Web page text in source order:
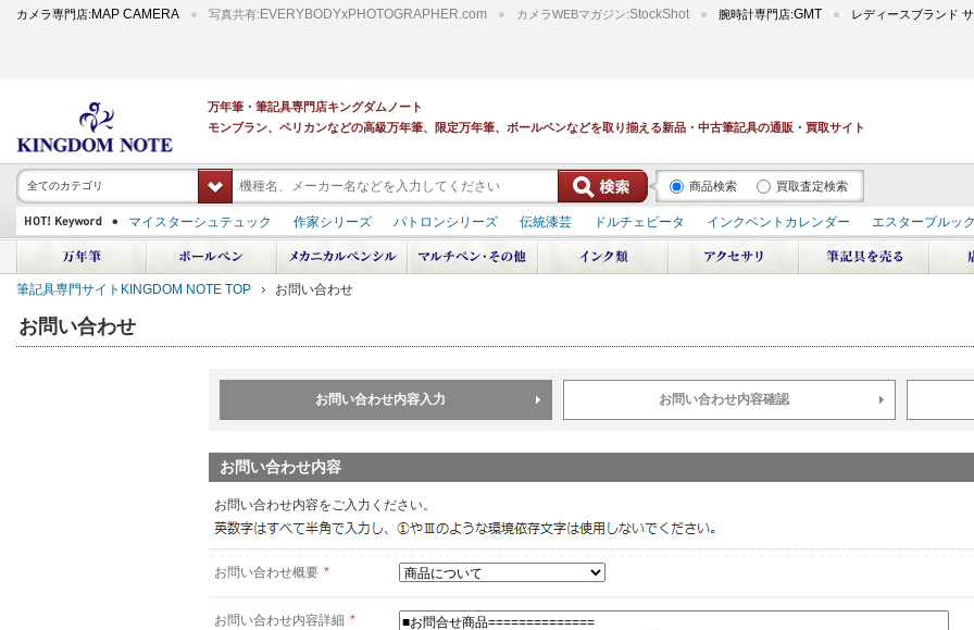
カメラ専門店: MAP CAMERA 写真共有: EVERYBODYxPHOTOGRAPHER.com カメラWEBマガジン:StockShot 腕時計専門店:GMT レディースブランド
万年筆・筆記具専門店キングダムノート
モンブラン、ペリカンなどの高級万年筆、限定万年筆、ボールペンなどを取り揃える新品・中古筆記具の通販・買取サイト
全てのカテゴリ 商品検索 買取査定検索
マイスターシュテュック 作家シリーズ パトロンシリーズ 伝統漆芸 ドルチェビータ インクベントカレンダー
エスターブルッ
スーベレーン
PILOT 蒔絵 ダイアミン ボトルインク デュポン スペース オデッセイ 輪島屋善仁 深海 エテルニタ･アヴァンティ
中屋万年筆
プラチナ 出雲 キングダムノート別注 アルマンドシモーニクラブ ペリカン オーシャンスワール 源氏物語 作家シリーズ
パトロンシリ
筆記具専門サイトKINGDOM NOTE TOP お問い合わせ
お問い合わせ
お問い合わせ内容入力 お問い合わせ内容確認
お問い合わせ内容
お問い合わせ内容をご入力ください。
お問い合わせ概要 *
お問い合わせ内容詳細 *